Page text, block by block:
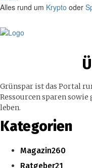
Alles rund um Krypto oder
Grünspar ist das Portal
Ressourcen sparen
leben.
Kategorien
Magazin260
Ratgeber21